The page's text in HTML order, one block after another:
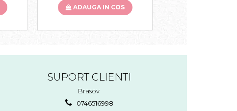
ADAUGA IN COS
SUPORT CLIENTI
Brasov
0746516998